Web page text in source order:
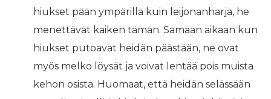
hiukset pään ympärillä kuin leijonanharja, he
menettävät kaiken tämän. Samaan aikaan kun
hiukset putoavat heidän päästään, ne ovat
myös melko löysät ja voivat lentää pois muista
kehon osista. Huomaat, että heidän selässään